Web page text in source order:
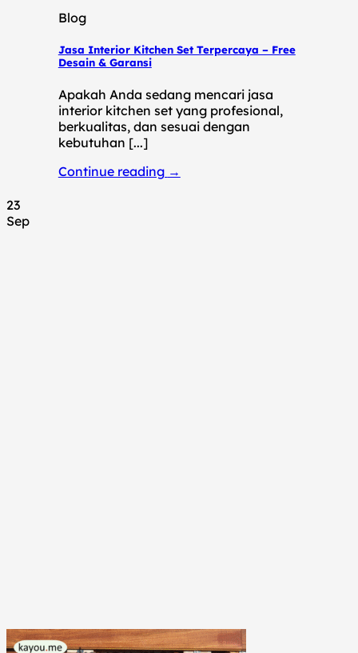
Blog
Jasa Interior Kitchen Set Terpercaya – Free
Desain & Garansi
Apakah Anda sedang mencari jasa
interior kitchen set yang profesional,
berkualitas, dan sesuai dengan
kebutuhan [...]
Continue reading →
23
Sep